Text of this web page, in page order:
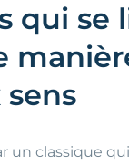
qui se
sens
un classique